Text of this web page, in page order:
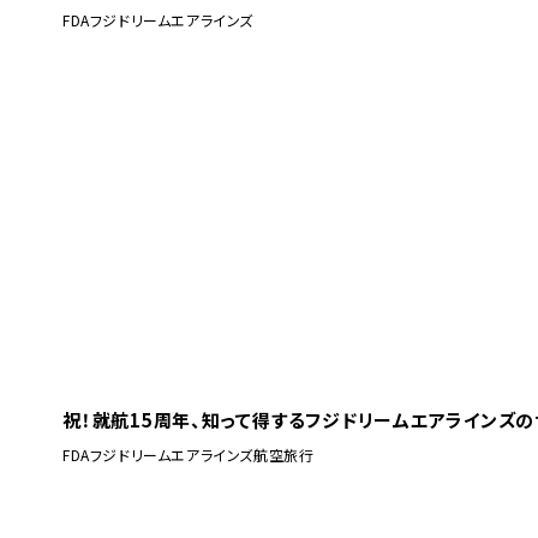
FDAフジドリームエアラインズ
祝！就航15周年、知って得するフジドリームエアラインズ
FDAフジドリームエアラインズ航空旅行